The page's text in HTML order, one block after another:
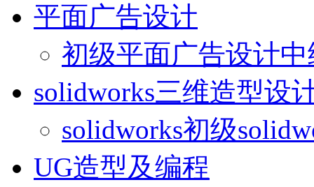
平面广告设计
初级平面广告设计
solidworks三维造型设
solidworks初级
UG造型及编程